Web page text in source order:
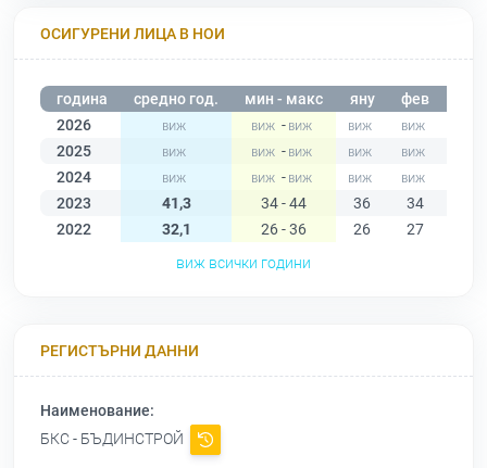
ОСИГУРЕНИ ЛИЦА В НОИ
година средно год. мин - макс яну фев
2026
-
2025
-
2024
-
2023
41,3 34 - 44 36 34
2022
32,1 26 - 36 26 27
виж всички години
РЕГИСТЪРНИ ДАННИ
Наименование:
БКС - БЪДИНСТРОЙ